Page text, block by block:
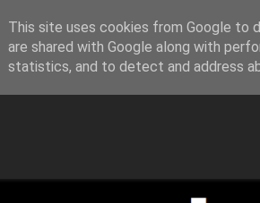
LoNinja.gr
This site uses cookies from Google to
are shared with Google along with
statistics, and to detect and address